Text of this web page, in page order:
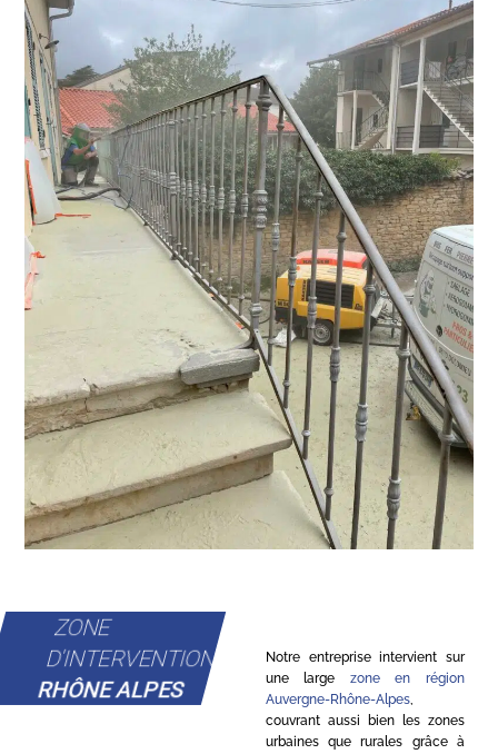
ZONE
D'INTERVENTION
RHÔNE ALPES
Notre entreprise intervient sur
une large zone en région
Auvergne-Rhône-Alpes,
couvrant aussi bien les zones
urbaines que rurales grâce à